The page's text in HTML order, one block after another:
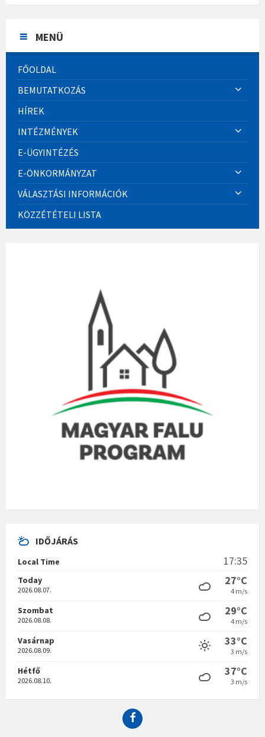
MENÜ
FŐOLDAL
BEMUTATKOZÁS
HÍREK
INTÉZMÉNYEK
E-ÜGYINTÉZÉS
E-ÖNKORMÁNYZAT
VÁLASZTÁSI INFORMÁCIÓK
KÖZZÉTÉTELI LISTA
IDŐJÁRÁS
Local Time 17:35
Today
2026.08.07.
27°C
4 m/s
Szombat
2026.08.08.
29°C
4 m/s
Vasárnap
2026.08.09.
33°C
3 m/s
Hétfő
2026.08.10.
37°C
3 m/s
Facebook